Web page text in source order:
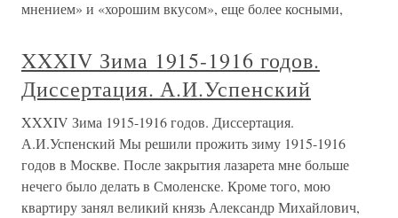
мнением» и «хорошим вкусом», еще более косными,
XXXIV Зима 1915-1916 годов.
Диссертация. А.И.Успенский
XXXIV Зима 1915-1916 годов. Диссертация.
А.И.Успенский Мы решили прожить зиму 1915-1916
годов в Москве. После закрытия лазарета мне больше
нечего было делать в Смоленске. Кроме того, мою
квартиру занял великий князь Александр Михайлович,